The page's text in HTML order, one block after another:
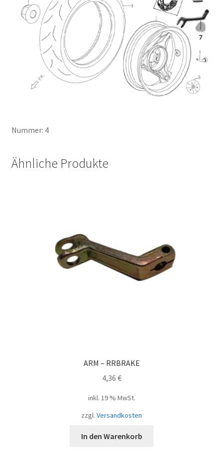
Nummer: 4
Ähnliche Produkte
ARM – RRBRAKE
4,36 €
inkl. 19 % MwSt.
zzgl. Versandkosten
In den Warenkorb